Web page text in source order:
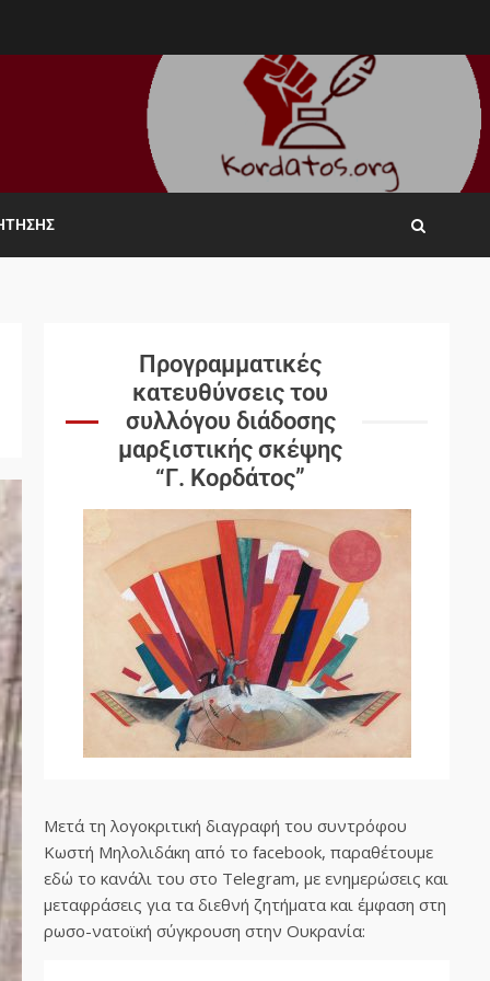
Προγραμματικές
κατευθύνσεις του
συλλόγου διάδοσης
μαρξιστικής σκέψης
“Γ. Κορδάτος”
Μετά τη λογοκριτική διαγραφή του συντρόφου
Κωστή Μηλολιδάκη από το facebook, παραθέτουμε
εδώ το κανάλι του στο Telegram, με ενημερώσεις και
μεταφράσεις για τα διεθνή ζητήματα και έμφαση στη
ρωσο-νατοϊκή σύγκρουση στην Ουκρανία: